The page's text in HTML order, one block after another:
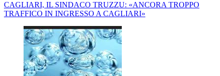
CAGLIARI, IL SINDACO TRUZZU: «ANCORA TROPPO
TRAFFICO IN INGRESSO A CAGLIARI»